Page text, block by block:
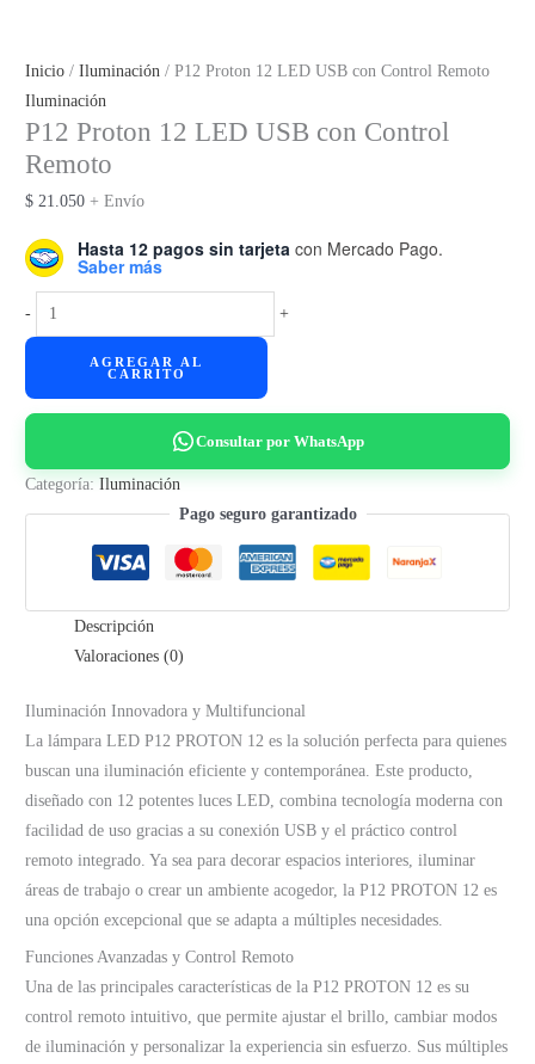
Inicio /Iluminación / P12 Proton 12 LED USB con Control Remoto
Iluminación
P12 Proton 12 LED USB con Control
Remoto
$ 21.050 + Envío
Hasta 12 pagos sin tarjeta con Mercado Pago.
Saber más
-
P12
Proton
Control
Remoto
+
AGREGAR AL
CARRITO
Consultar por WhatsApp
Categoría:Iluminación
Pago seguro garantizado
Descripción
Valoraciones (0)
Iluminación Innovadora y Multifuncional
La lámpara LED P12 PROTON 12 es la solución perfecta para quienes
buscan una iluminación eficiente y contemporánea. Este producto,
diseñado con 12 potentes luces LED, combina tecnología moderna con
facilidad de uso gracias a su conexión USB y el práctico control
remoto integrado. Ya sea para decorar espacios interiores, iluminar
áreas de trabajo o crear un ambiente acogedor, la P12 PROTON 12 es
una opción excepcional que se adapta a múltiples necesidades.
Funciones Avanzadas y Control Remoto
Una de las principales características de la P12 PROTON 12 es su
control remoto intuitivo, que permite ajustar el brillo, cambiar modos
de iluminación y personalizar la experiencia sin esfuerzo. Sus múltiples